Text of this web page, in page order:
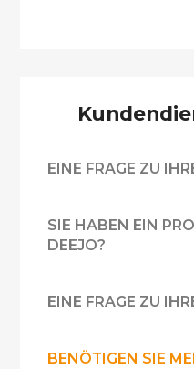
EINE FRAGE ZU
SIE HABEN EIN
DEEJO?
EINE FRAGE ZU
BENÖTIGEN SIE